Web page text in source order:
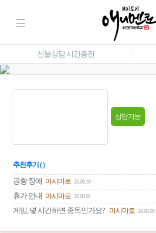
선불상담 시간충전
상담가능
추천후기 ( )
공황 장애 마시마로 20.08.19
휴가 안내 마시마로 20.08.02
게임, 몇 시간하면 중독인가요? 마시마로 20.06.09